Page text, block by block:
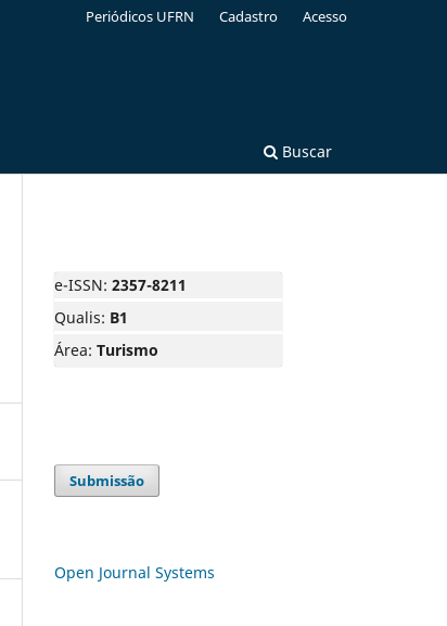
Buscar
Periódicos UFRN Cadastro Acesso
e-ISSN: 2357-8211
Qualis: B1
Área: Turismo
Submissão
Open Journal Systems